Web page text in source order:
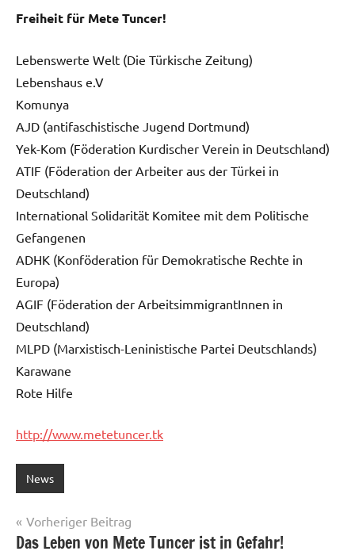
Freiheit für Mete Tuncer!
Lebenswerte Welt (Die Türkische Zeitung)
Lebenshaus e.V
Komunya
AJD (antifaschistische Jugend Dortmund)
Yek-Kom (Föderation Kurdischer Verein in Deutschland)
ATIF (Föderation der Arbeiter aus der Türkei in
Deutschland)
International Solidarität Komitee mit dem Politische
Gefangenen
ADHK (Konföderation für Demokratische Rechte in
Europa)
AGIF (Föderation der ArbeitsimmigrantInnen in
Deutschland)
MLPD (Marxistisch-Leninistische Partei Deutschlands)
Karawane
Rote Hilfe
http://www.metetuncer.tk
News
Beitragsnavigation
Vorheriger Beitrag
Das Leben von Mete Tuncer ist in Gefahr!